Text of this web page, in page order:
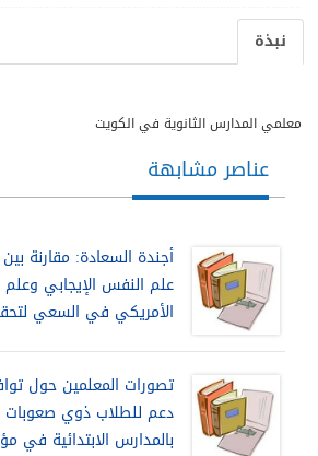
نبذة
معلمي المدارس الثانوية في الكويت
عناصر مشابهة
أجندة السعادة: مقارنة
علم النفس الإيجابي
الأمريكي في السعي
تصورات المعلمين حول
دعم للطلاب ذوي صعوبات
بالمدارس الابتدائية في